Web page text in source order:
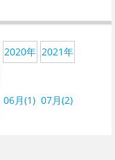
2020年 2021年
06月(1) 07月(2)